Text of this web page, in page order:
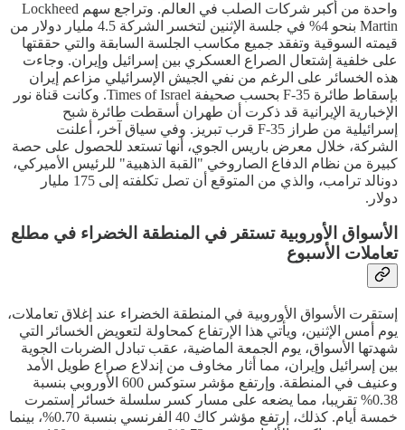
واحدة من أكبر شركات الصلب في العالم. وتراجع سهم Lockheed
Martin بنحو 4% في جلسة الإثنين لتخسر الشركة 4.5 مليار دولار من
قيمته السوقية وتفقد جميع مكاسب الجلسة السابقة والتي حققتها
على خلفية إشتعال الصراع العسكري بين إسرائيل وإيران. وجاءت
هذه الخسائر على الرغم من نفي الجيش الإسرائيلي مزاعم إيران
بإسقاط طائرة F-35 بحسب صحيفة Times of Israel. وكانت قناة نور
الإخبارية الإيرانية قد ذكرت أن طهران أسقطت طائرة شبح
إسرائيلية من طراز F-35 قرب تبريز. وفي سياق آخر، أعلنت
الشركة، خلال معرض باريس الجوي، أنها تستعد للحصول على حصة
كبيرة من نظام الدفاع الصاروخي "القبة الذهبية" للرئيس الأميركي،
دونالد ترامب، والذي من المتوقع أن تصل تكلفته إلى 175 مليار
دولار.
الأسواق الأوروبية تستقر في المنطقة الخضراء في مطلع
تعاملات الأسبوع
إستقرت الأسواق الأوروبية في المنطقة الخضراء عند إغلاق تعاملات،
يوم أمس الإثنين، ويأتي هذا الإرتفاع كمحاولة لتعويض الخسائر التي
شهدتها الأسواق، يوم الجمعة الماضية، عقب تبادل الضربات الجوية
بين إسرائيل وإيران، مما أثار مخاوف من إندلاع صراع طويل الأمد
وعنيف في المنطقة. وإرتفع مؤشر ستوكس 600 الأوروبي بنسبة
0.38% تقريبا، مما يضعه على مسار كسر سلسلة خسائر إستمرت
خمسة أيام. كذلك، إرتفع مؤشر كاك 40 الفرنسي بنسبة 0.70%، بينما